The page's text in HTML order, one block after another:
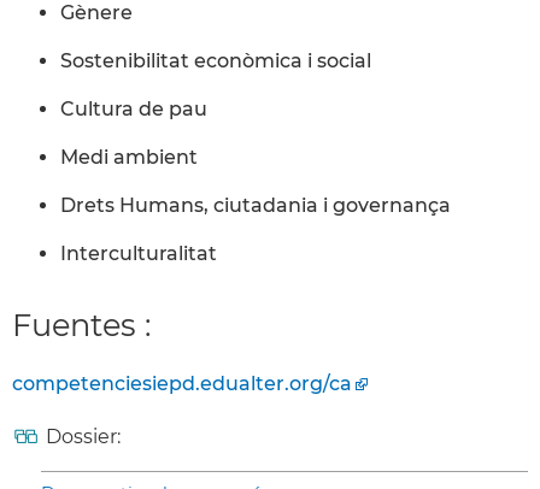
Gènere
Sostenibilitat econòmica i social
Cultura de pau
Medi ambient
Drets Humans, ciutadania i governança
Interculturalitat
Fuentes :
competenciesiepd.edualter.org/ca
Dossier: